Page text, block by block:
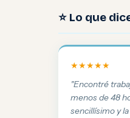
⭐ Lo que
★★★★★
"Encontré
menos de 48
sencillísimo y